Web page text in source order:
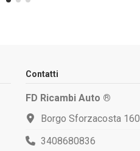
Contatti
FD Ricambi Auto ®
Borgo Sforzacosta
3408680836